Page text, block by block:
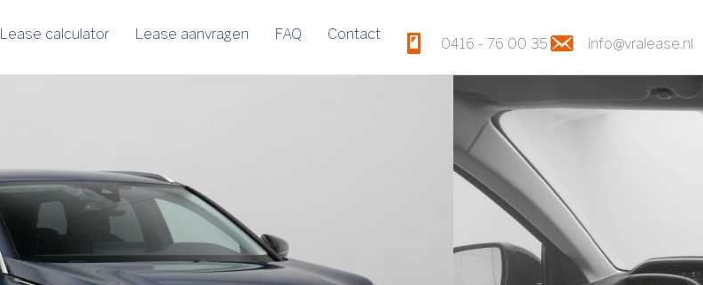
Lease calculator Lease aanvragen FAQ Contact
0416 - 76 00 35 info@vralease.nl